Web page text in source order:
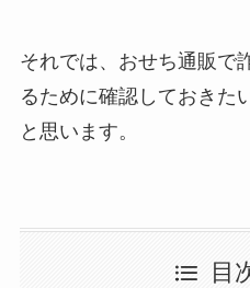
それでは、おせち通販で
るために確認しておきた
と思います。
目